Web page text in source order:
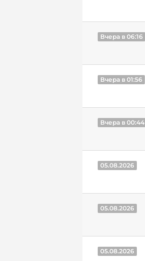
Вчера в 06:16
Вчера в 01:56
Вчера в 00:44
05.08.2026
05.08.2026
05.08.2026